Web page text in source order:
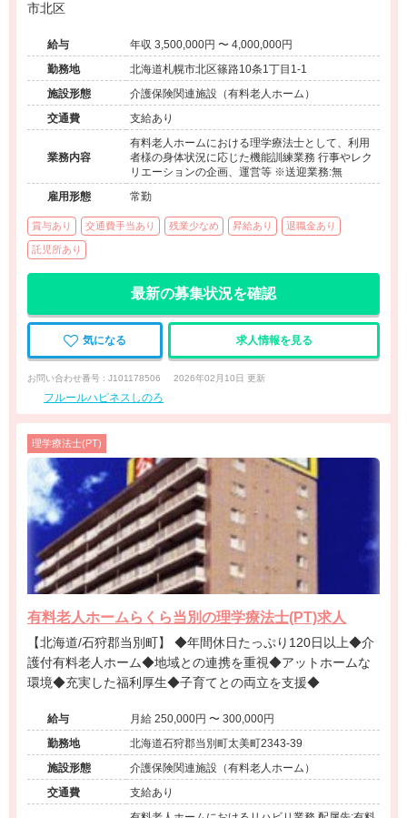
市北区
給与
年収 3,500,000円 〜 4,000,000円
勤務地
北海道札幌市北区篠路10条1丁目1-1
施設形態
介護保険関連施設（有料老人ホーム）
交通費
支給あり
業務内容
有料老人ホームにおける理学療法士として、利用
者様の身体状況に応じた機能訓練業務 行事やレク
リエーションの企画、運営等 ※送迎業務:無
雇用形態
常勤
賞与あり 交通費手当あり 残業少なめ 昇給あり 退職金あり
託児所あり
最新の募集状況を確認
気になる 求人情報を見る
お問い合わせ番号 : J101178506 2026年02月10日 更新
フルールハピネスしのろ
理学療法士(PT)
有料老人ホームらくら当別の理学療法士(PT)求人
【北海道/石狩郡当別町】 ◆年間休日たっぷり120日以上◆介
護付有料老人ホーム◆地域との連携を重視◆アットホームな
環境◆充実した福利厚生◆子育てとの両立を支援◆
給与
月給 250,000円 〜 300,000円
勤務地
北海道石狩郡当別町太美町2343-39
施設形態
介護保険関連施設（有料老人ホーム）
交通費
支給あり